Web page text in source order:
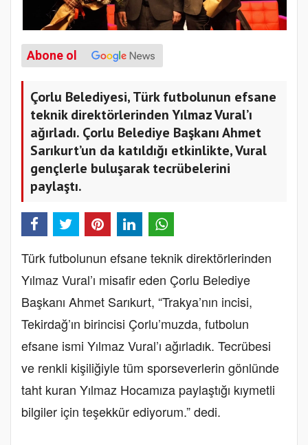
Abone ol
Çorlu Belediyesi, Türk futbolunun efsane
teknik direktörlerinden Yılmaz Vural’ı
ağırladı. Çorlu Belediye Başkanı Ahmet
Sarıkurt’un da katıldığı etkinlikte, Vural
gençlerle buluşarak tecrübelerini
paylaştı.
Türk futbolunun efsane teknik direktörlerinden
Yılmaz Vural’ı misafir eden Çorlu Belediye
Başkanı Ahmet Sarıkurt, “Trakya’nın incisi,
Tekirdağ’ın birincisi Çorlu’muzda, futbolun
efsane ismi Yılmaz Vural’ı ağırladık. Tecrübesi
ve renkli kişiliğiyle tüm sporseverlerin gönlünde
taht kuran Yılmaz Hocamıza paylaştığı kıymetli
bilgiler için teşekkür ediyorum.” dedi.